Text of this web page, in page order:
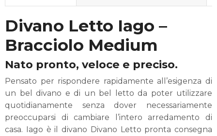
Divano Letto Iago –
Bracciolo Medium
Nato pronto, veloce e preciso.
Pensato per rispondere rapidamente all’esigenza di
un bel divano e di un bel letto da poter utilizzare
quotidianamente senza dover necessariamente
preoccuparsi di cambiare l’intero arredamento di
casa. Iago è il divano Divano Letto pronta consegna